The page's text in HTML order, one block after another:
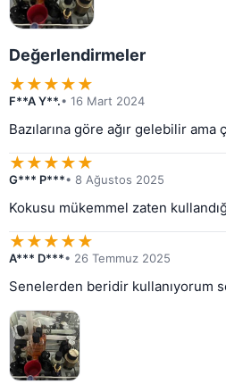
Değerlendirmeler
★★★★★
F**A Y**.• 16 Mart 2024
Bazılarına göre ağır gelebilir
★★★★★
G*** P***• 8 Ağustos 2025
Kokusu mükemmel zaten
★★★★★
A*** D***• 26 Temmuz 2025
Senelerden beridir kullanıyorum